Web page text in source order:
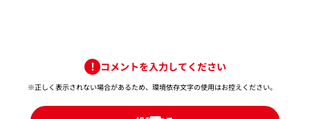
コメントを入力してください
※正しく表示されない場合があるため、環境依存文字の使用はお控えください。​